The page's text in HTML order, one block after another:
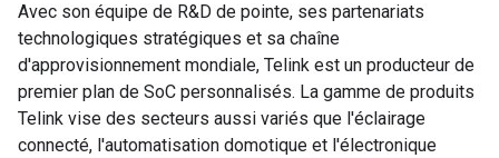
Avec son équipe de R&D de pointe, ses partenariats
technologiques stratégiques et sa chaîne
d'approvisionnement mondiale, Telink est un producteur de
premier plan de SoC personnalisés. La gamme de produits
Telink vise des secteurs aussi variés que l'éclairage
connecté, l'automatisation domotique et l'électronique